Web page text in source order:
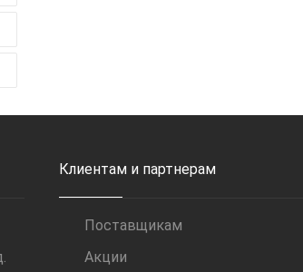
Клиентам и партнерам
Поставщикам
Акции